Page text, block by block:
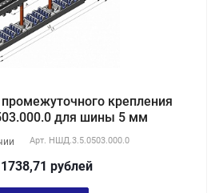
крепления
для шины 5 мм
Арт. НШД.3.5.0503.000.0
рублей